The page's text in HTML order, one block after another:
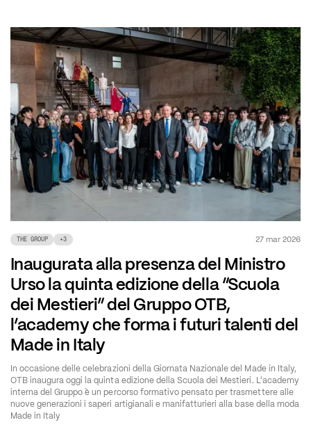
THE GROUP +3 27 mar 2026
Inaugurata alla presenza del Ministro
Urso la quinta edizione della “Scuola
dei Mestieri” del Gruppo OTB,
l’academy che forma i futuri talenti del
Made in Italy
In occasione delle celebrazioni della Giornata Nazionale del Made in Italy,
OTB inaugura oggi la quinta edizione della Scuola dei Mestieri. L'academy
interna del Gruppo è un percorso formativo pensato per trasmettere alle
nuove generazioni i saperi artigianali e manifatturieri alla base della moda
Made in Italy